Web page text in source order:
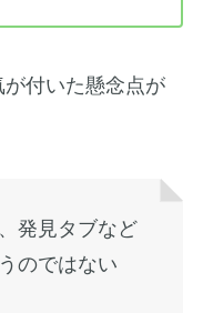
付いた懸念点が
発見タブなど
のではない